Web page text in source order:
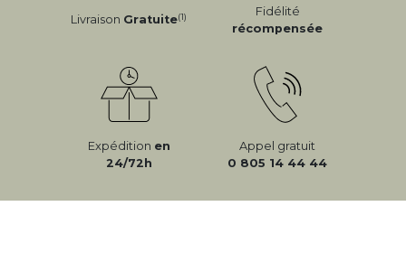
Livraison Gratuite(1)
Fidélité
récompensée
Expédition en
24/72h
Appel gratuit
0 805 14 44 44